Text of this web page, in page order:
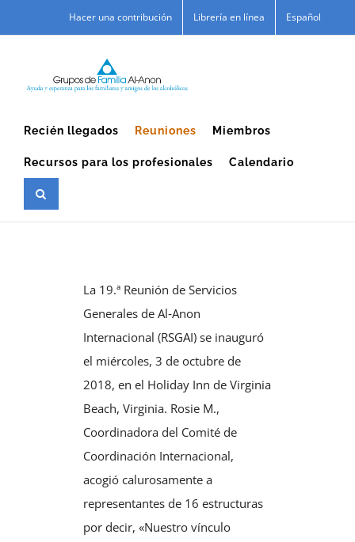
to
Hacer una contribución Librería en línea Español
Recién llegados Reuniones Miembros
Recursos para los profesionales Calendario
La 19.ª Reunión de Servicios
Generales de Al‑Anon
Internacional (RSGAI) se inauguró
el miércoles, 3 de octubre de
2018, en el Holiday Inn de Virginia
Beach, Virginia. Rosie M.,
Coordinadora del Comité de
Coordinación Internacional,
acogió calurosamente a
representantes de 16 estructuras
por decir, «Nuestro vínculo